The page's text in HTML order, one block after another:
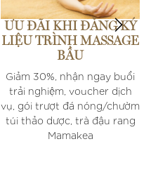
ƯU ĐÃI KHI ĐĂNG KÝ
LIỆU TRÌNH MASSAGE
BẦU
Giảm 30%, nhận ngay buổi
trải nghiệm, voucher dịch
vụ, gói trượt đá nóng/chườm
túi thảo dược, trà đậu rang
Mamakea